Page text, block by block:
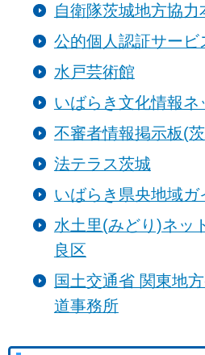
自衛隊茨城地方協力
公的個人認証サービ
水戸芸術館
いばらき文化情報ネ
不審者情報掲示板(
法テラス茨城
いばらき県央地域ガ
水土里(みどり)ネッ
良区
国土交通省 関東地
道事務所